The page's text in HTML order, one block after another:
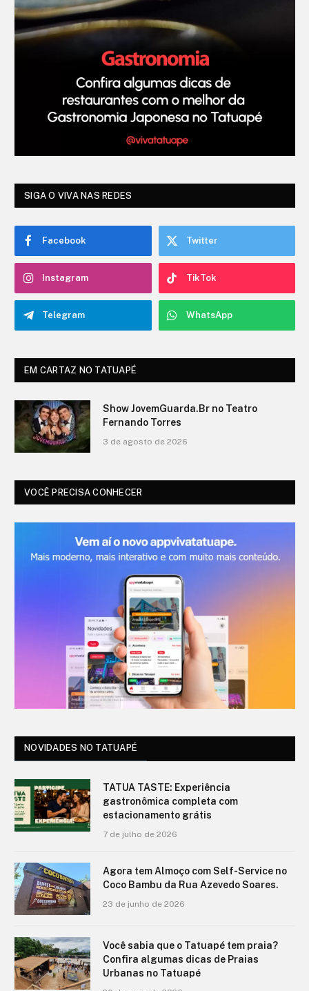
SIGA O VIVA NAS REDES
Facebook Twitter
Instagram TikTok
Telegram WhatsApp
EM CARTAZ NO TATUAPÉ
O Show de Ítalo no Teatro Fernando
Torres
3 de agosto de 2026
VOCÊ PRECISA CONHECER
NOVIDADES NO TATUAPÉ
TATUA TASTE: Experiência
gastronômica completa com
estacionamento grátis
7 de julho de 2026
Agora tem Almoço com Self-Service no
Coco Bambu da Rua Azevedo Soares.
23 de junho de 2026
Você sabia que o Tatuapé tem praia?
Confira algumas dicas de Praias
Urbanas no Tatuapé